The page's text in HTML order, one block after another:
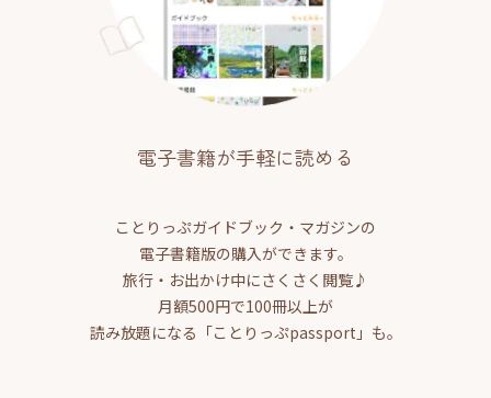
電子書籍が手軽に読める
ことりっぷガイドブック・マガジンの
電子書籍版の購入ができます。
旅行・お出かけ中にさくさく閲覧♪
月額500円で100冊以上が
読み放題になる「ことりっぷpassport」も。